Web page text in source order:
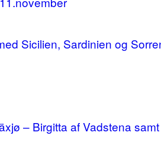
Sicilien, Sardinien og
– Birgitta af Vadstena